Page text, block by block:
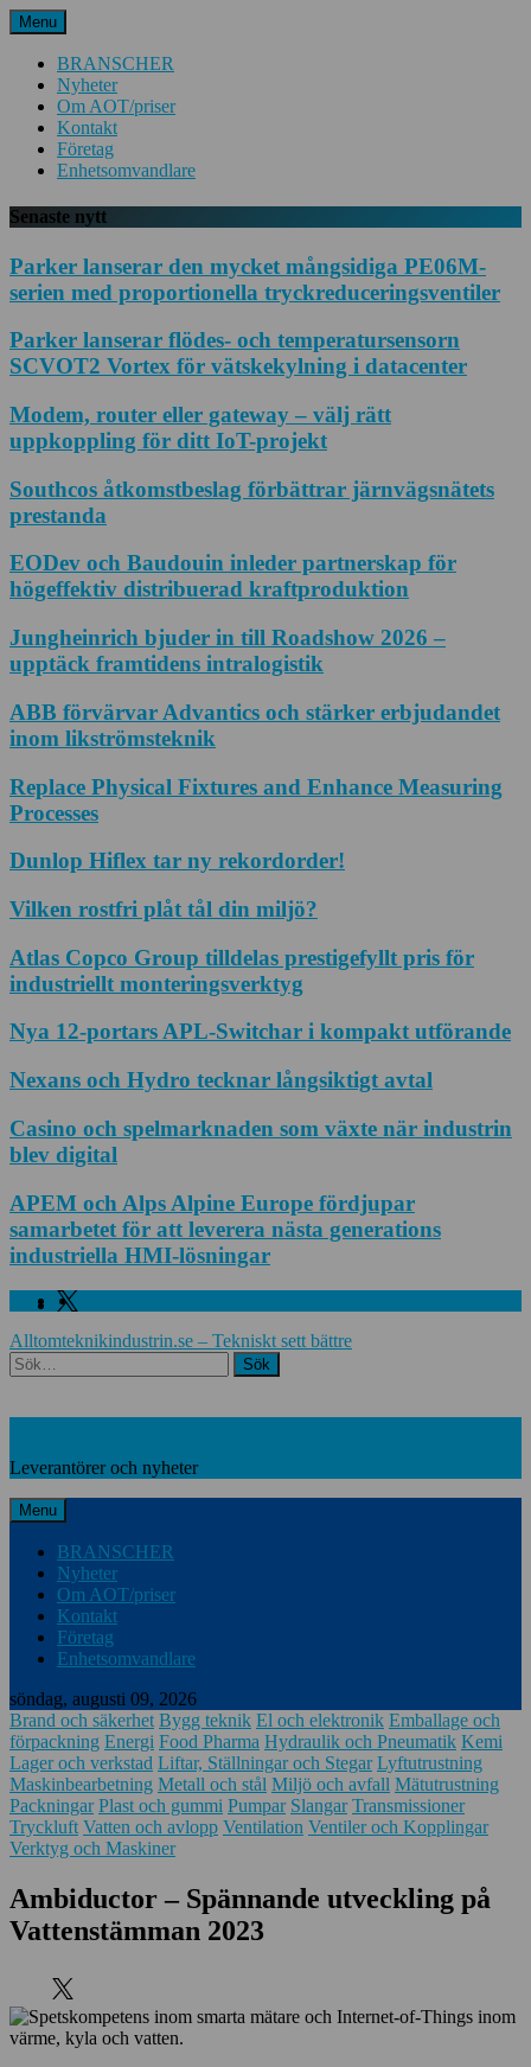
Hoppa
till
innehåll
Menu
BRANSCHER
Nyheter
Om AOT/priser
Kontakt
Företag
Enhetsomvandlare
Senaste nytt
Parker lanserar den mycket mångsidiga PE06M-
serien med proportionella tryckreduceringsventiler
Parker lanserar flödes- och temperatursensorn
SCVOT2 Vortex för vätskekylning i datacenter
Modem, router eller gateway – välj rätt
uppkoppling för ditt IoT-projekt
Southcos åtkomstbeslag förbättrar järnvägsnätets
prestanda
EODev och Baudouin inleder partnerskap för
högeffektiv distribuerad kraftproduktion
Jungheinrich bjuder in till Roadshow 2026 –
upptäck framtidens intralogistik
ABB förvärvar Advantics och stärker erbjudandet
inom likströmsteknik
Replace Physical Fixtures and Enhance Measuring
Processes
Dunlop Hiflex tar ny rekordorder!
Vilken rostfri plåt tål din miljö?
Atlas Copco Group tilldelas prestigefyllt pris för
industriellt monteringsverktyg
Nya 12-portars APL-Switchar i kompakt utförande
Nexans och Hydro tecknar långsiktigt avtal
Casino och spelmarknaden som växte när industrin
blev digital
APEM och Alps Alpine Europe fördjupar
samarbetet för att leverera nästa generations
industriella HMI-lösningar
Facebook
Twitter
Alltomteknikindustrin.se – Tekniskt sett bättre
Search
Leverantörer och nyheter
Menu
BRANSCHER
Nyheter
Om AOT/priser
Kontakt
Företag
Enhetsomvandlare
söndag, augusti 09, 2026
Brand och säkerhet Bygg teknik El och elektronik Emballage och
förpackning Energi Food Pharma Hydraulik och Pneumatik Kemi
Lager och verkstad Liftar, Ställningar och Stegar Lyftutrustning
Maskinbearbetning Metall och stål Miljö och avfall Mätutrustning
Packningar Plast och gummi Pumpar Slangar Transmissioner
Tryckluft Vatten och avlopp Ventilation Ventiler och Kopplingar
Verktyg och Maskiner
Ambiductor – Spännande utveckling på
Vattenstämman 2023